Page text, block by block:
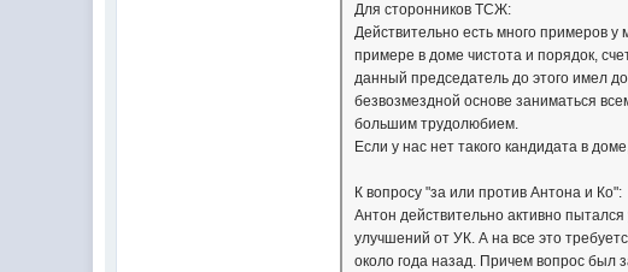
Для сторонников ТСЖ:
Действительно есть много примеров
примере в доме чистота и порядок,
данный председатель до этого имел
безвозмездной основе заниматься
большим трудолюбием.
Если у нас нет такого кандидата в
К вопросу "за или против Антона и Ко":
Антон действительно активно
улучшений от УК. А на все это
около года назад. Причем вопрос был